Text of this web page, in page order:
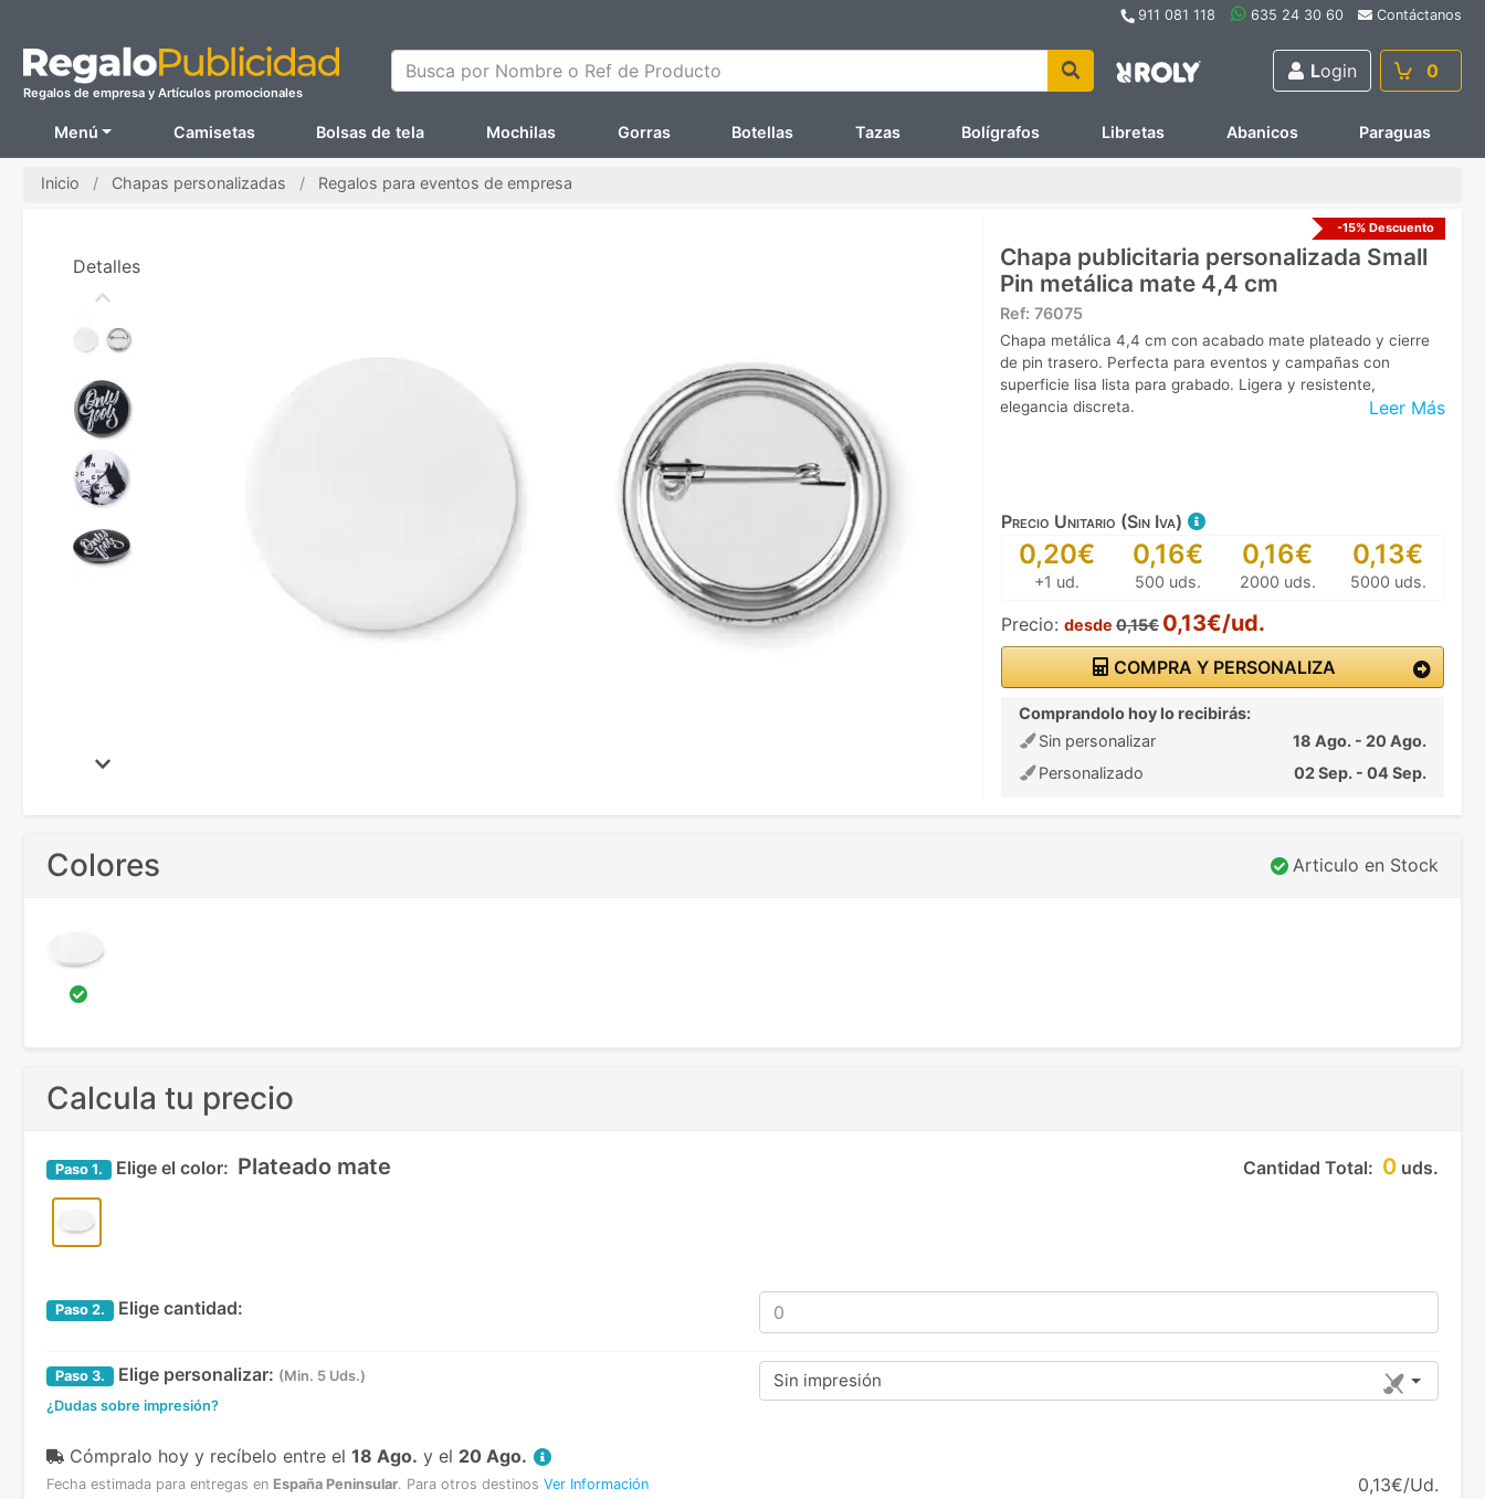
911 081 118 635 24 30 60 Contáctanos
Regalos de empresa y Artículos promocionales
Busca por Nombre o Ref de Producto Login 0
Menú Camisetas Bolsas de tela Mochilas Gorras Botellas Tazas Bolígrafos Libretas Abanicos Paraguas
Inicio Chapas personalizadas Regalos para eventos de empresa
-15% Descuento
Chapa publicitaria personalizada Small
Pin metálica mate 4,4 cm
Ref: 76075
Leer Más
Chapa metálica 4,4 cm con acabado mate plateado y cierre
de pin trasero. Perfecta para eventos y campañas con
superficie lisa lista para grabado. Ligera y resistente,
elegancia discreta.
Precio Unitario (Sin Iva)
0,20€
+1 ud.
0,16€
500 uds.
0,16€
2000 uds.
0,13€
5000 uds.
Precio: desde 0,15€ 0,13€/ud.
COMPRA Y PERSONALIZA
Comprandolo hoy lo recibirás:
Sin personalizar
18 Ago. - 20 Ago.
Personalizado
02 Sep. - 04 Sep.
Detalles
Colores Articulo en Stock
Calcula tu precio
Cantidad Total: 0 uds.
Paso 1. Elige el color: Plateado mate
Paso 2. Elige cantidad:
Paso 3. Elige personalizar: (Min. 5 Uds.)
¿Dudas sobre impresión?
Sin impresión
Cómpralo hoy y recíbelo entre el 18 Ago. y el 20 Ago.
Fecha estimada para entregas en España Peninsular. Para otros destinos Ver Información 0,13€/Ud.